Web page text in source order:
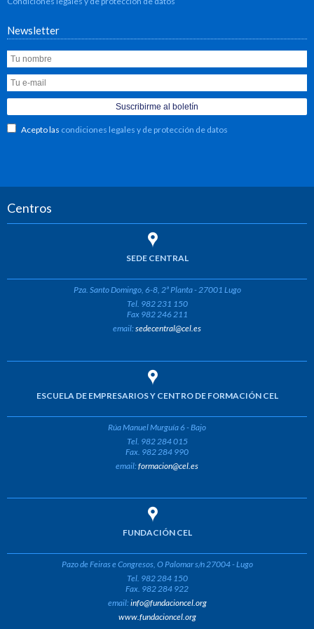
Newsletter
Acepto las condiciones legales y de protección de datos
Centros
SEDE CENTRAL
Pza. Santo Domingo, 6-8, 2ª Planta - 27001 Lugo
Tel. 982 231 150
Fax 982 246 211
email:sedecentral@cel.es
ESCUELA DE EMPRESARIOS Y CENTRO DE FORMACIÓN CEL
Rúa Manuel Murguía 6 - Bajo
Tel. 982 284 015
Fax. 982 284 990
email:formacion@cel.es
FUNDACIÓN CEL
Pazo de Feiras e Congresos, O Palomar s/n 27004 - Lugo
Tel. 982 284 150
Fax. 982 284 922
email:info@fundacioncel.org
www.fundacioncel.org